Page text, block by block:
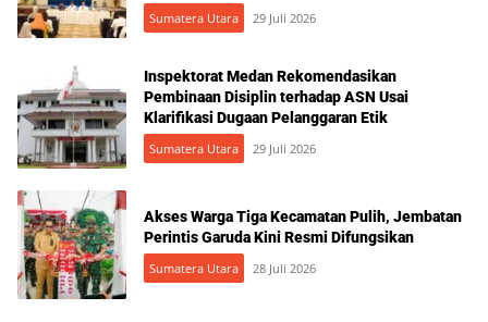
Sumatera Utara 29 Juli 2026
Inspektorat Medan Rekomendasikan
Pembinaan Disiplin terhadap ASN Usai
Klarifikasi Dugaan Pelanggaran Etik
Sumatera Utara 29 Juli 2026
Akses Warga Tiga Kecamatan Pulih, Jembatan
Perintis Garuda Kini Resmi Difungsikan
Sumatera Utara 28 Juli 2026